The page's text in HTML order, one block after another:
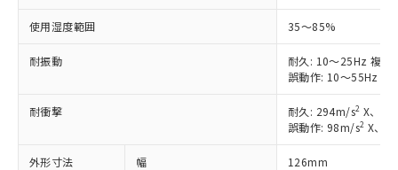
使用湿度範囲 35～85%
耐振動
耐久: 10～25Hz 複振
誤動作: 10～55Hz 複
耐衝撃 耐久: 294m/s2 X、Y
誤動作: 98m/s2 X、Y
外形寸法 幅 126mm
また、RoHS指令のフタル酸エステル類４
物質の対応では、対応完了までの期間は出
荷製品に未対応品が混在することから備考
既に当社にて対応品への在庫切替を完了
していることから、特段のことがない限
り、2022年1月12日より割愛しておりま
す。